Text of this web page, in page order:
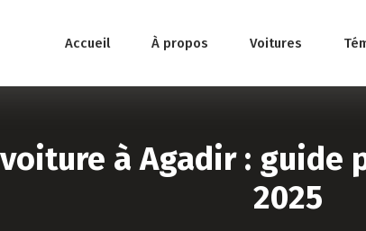
Accueil À propos Voitures
à Agadir : guide
2025